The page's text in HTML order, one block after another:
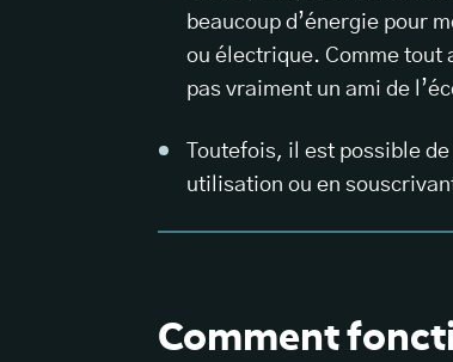
beaucoup d’énergie pour
ou électrique. Comme tout
pas vraiment un ami de
Toutefois, il est possible
utilisation ou en
Comment